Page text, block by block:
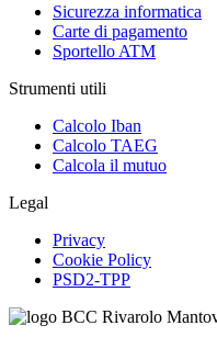
Sicurezza informatica
Carte di pagamento
Sportello ATM
Strumenti utili
Calcolo Iban
Calcolo TAEG
Calcola il mutuo
Legal
Privacy
Cookie Policy
PSD2-TPP